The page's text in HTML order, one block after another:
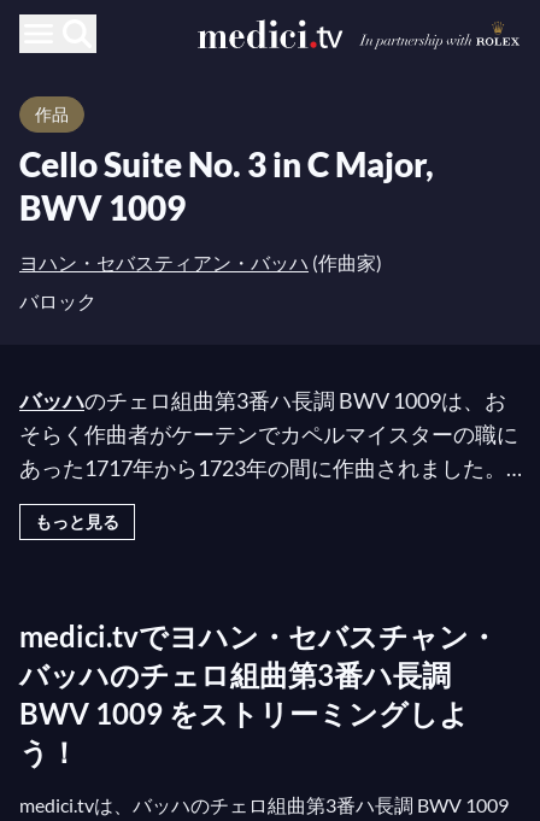
作品
Cello Suite No. 3 in C Major,
BWV 1009
ヨハン・セバスティアン・バッハ (作曲家)
バロック
バッハのチェロ組曲第3番ハ長調 BWV 1009は、お
そらく作曲者がケーテンでカペルマイスターの職に
あった1717年から1723年の間に作曲されました。
実際、これらの曲の統一性と一貫性は、それらが一
緒に、あるいは連続して作曲された可能性を示唆し
ブーレ、そしてジーグで構成されています。この組
曲は、ハ長調の音階に触発された荘厳な下降テーマ
で始まり、それが非常にエネルギッシュな和声進行
で展開されます。ヴァイオリニストのウィリアム・
プリースが強調したように、バッハの組曲第3番を
演奏するには、楽譜の特有のポリフォニーに注意を
もっと見る
medici.tvでヨハン・セバスチャン・
バッハのチェロ組曲第3番ハ長調
BWV 1009 をストリーミングしよ
う！
medici.tvは、バッハのチェロ組曲第3番ハ長調 BWV 1009